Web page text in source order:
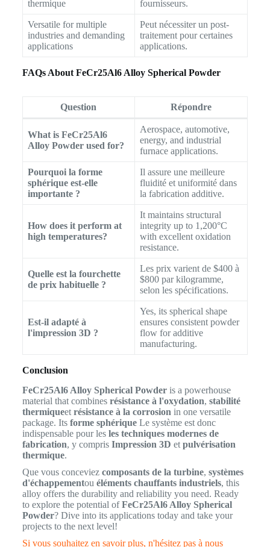
thermique fournisseurs.
Versatile for multiple
industries and demanding
applications
Peut nécessiter un post-
traitement pour certaines
applications.
FAQs About FeCr25Al6 Alloy Spherical Powder
Question Répondre
What is FeCr25Al6
Alloy Powder used for?
Aerospace, automotive,
energy, and industrial
furnace applications.
Pourquoi la forme
sphérique est-elle
importante ?
Il assure une meilleure
fluidité et uniformité dans
la fabrication additive.
How does it perform at
high temperatures?
It maintains structural
integrity up to 1,200°C
with excellent oxidation
resistance.
Quelle est la fourchette
de prix habituelle ?
Les prix varient de $400 à
$800 par kilogramme,
selon les spécifications.
Est-il adapté à
l'impression 3D ?
Yes, its spherical shape
ensures consistent powder
flow for additive
manufacturing.
Conclusion
FeCr25Al6 Alloy Spherical Powderis a powerhouse
material that combines résistance à l'oxydation, stabilité
thermiqueet résistance à la corrosion in one versatile
package. Its forme sphériqueLe système est donc
indispensable pour les les techniques modernes de
fabrication, y compris Impression 3D et pulvérisation
thermique.
Que vous conceviez composants de la turbine, systèmes
d'échappementou éléments chauffants industriels, this
alloy offers the durability and reliability you need. Ready
to explore the potential ofFeCr25Al6 Alloy Spherical
Powder? Dive into its applications today and take your
projects to the next level!
Si vous souhaitez en savoir plus, n'hésitez pas à nous